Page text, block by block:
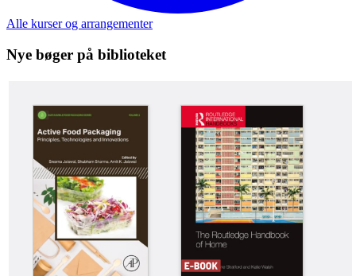
Alle kurser og arrangementer
Nye bøger på biblioteket